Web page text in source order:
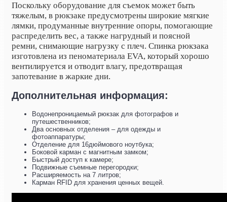
Поскольку оборудование для съемок может быть
тяжелым, в рюкзаке предусмотрены широкие мягкие
лямки, продуманные внутренние опоры, помогающие
распределить вес, а также нагрудный и поясной
ремни, снимающие нагрузку с плеч. Спинка рюкзака
изготовлена из пеноматериала EVA, который хорошо
вентилируется и отводит влагу, предотвращая
запотевание в жаркие дни.
Дополнительная информация:
Водонепроницаемый рюкзак для фотографов и
путешественников;
Два основных отделения – для одежды и
фотоаппаратуры;
Отделение для 16дюймового ноутбука;
Боковой карман с магнитным замком;
Быстрый доступ к камере;
Подвижные съемные перегородки;
Расширяемость на 7 литров;
Карман RFID для хранения ценных вещей.